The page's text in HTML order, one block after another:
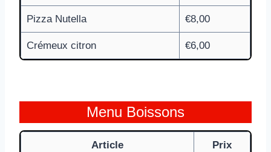
Pizza Nutella €8,00
Crémeux citron €6,00
Menu Boissons
Article Prix